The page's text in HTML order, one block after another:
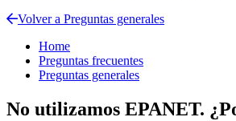
Volver a Preguntas generales
Home
Preguntas frecuentes
Preguntas generales
No utilizamos EPANET.